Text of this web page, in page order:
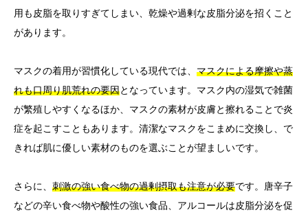
用も皮脂を取りすぎてしまい、乾燥や過剰な皮脂分泌を招くこと
があります。
マスクの着用が習慣化している現代では、 マスクによる摩擦や蒸
れも口周り肌荒れの要因となっています。マスク内の湿気で雑菌
が繁殖しやすくなるほか、マスクの素材が皮膚と擦れることで炎
症を起こすこともあります。清潔なマスクをこまめに交換し、で
きれば肌に優しい素材のものを選ぶことが望ましいです。
さらに、 刺激の強い食べ物の過剰摂取も注意が必要です。唐辛子
などの辛い食べ物や酸性の強い食品、アルコールは皮脂分泌を促